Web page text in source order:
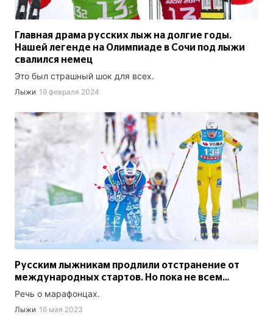
Главная драма русских лыж на долгие годы.
Нашей легенде на Олимпиаде в Сочи под лыжи
свалился немец
Это был страшный шок для всех.
Лыжи 19 февраля 2024
Русским лыжникам продлили отстранение от
международных стартов. Но пока не всем…
Речь о марафонцах.
Лыжи 16 мая 2023